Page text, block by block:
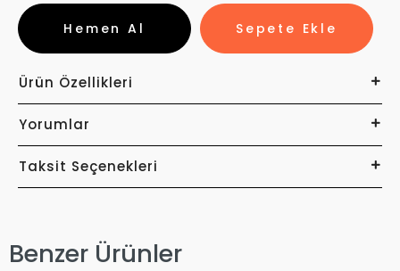
Sepete Ekle
Hemen Al
Ürün Özellikleri
Yorumlar
Taksit Seçenekleri
Benzer Ürünler